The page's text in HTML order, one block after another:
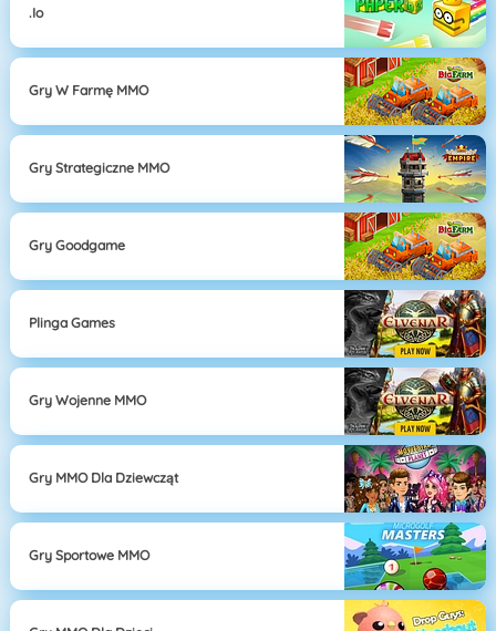
.io
Gry W Farmę MMO
Gry Strategiczne MMO
Gry Goodgame
Plinga Games
Gry Wojenne MMO
Gry MMO Dla Dziewcząt
Gry Sportowe MMO